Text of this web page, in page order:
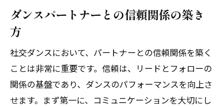
ダンスパートナーとの信頼関係の築き
方
社交ダンスにおいて、パートナーとの信頼関係を築く
ことは非常に重要です。信頼は、リードとフォローの
関係の基盤であり、ダンスのパフォーマンスを向上さ
せます。まず第一に、コミュニケーションを大切にし